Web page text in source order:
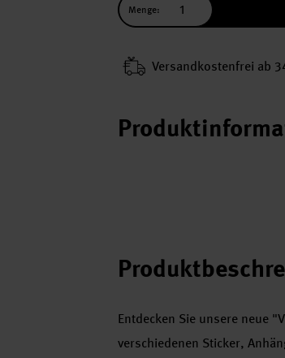
Menge:
Versand­kosten­frei ab
Entdecken Sie unsere neue
verschiedenen Sticker,